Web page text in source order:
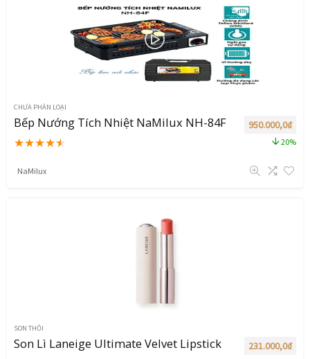
CHƯA PHÂN LOẠI
Bếp Nướng Tích Nhiệt NaMilux NH-84F
★★★★★
950.000,0₫
20%
NaMilux
SON THỎI
Son Lì Laneige Ultimate Velvet Lipstick 231.000,0₫